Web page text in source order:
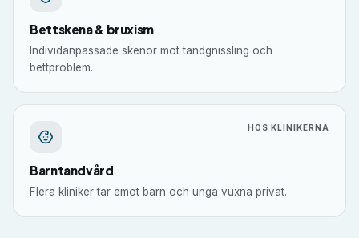
Bettskena & bruxism
Individanpassade skenor mot tandgnissling och
bettproblem.
HOS KLINIKERNA
Barntandvård
Flera kliniker tar emot barn och unga vuxna privat.